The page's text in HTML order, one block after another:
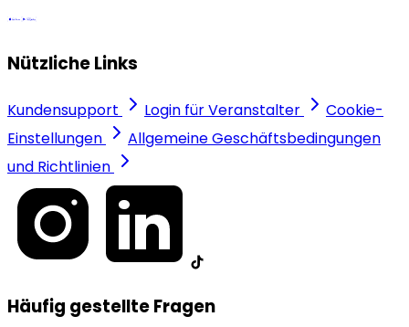
Nützliche Links
Kundensupport Login für Veranstalter
Cookie-
Einstellungen
Allgemeine Geschäftsbedingungen
und Richtlinien
Häufig gestellte Fragen